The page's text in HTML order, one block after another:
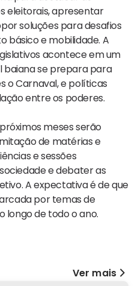
eleitorais, apresentar
soluções para desafios
básico e mobilidade. A
acontece em um
se prepara para
o Carnaval, e políticas
entre os poderes.
meses serão
de matérias e
e sessões
e debater as
A expectativa é de que
por temas de
longo de todo o ano.
Ver mais